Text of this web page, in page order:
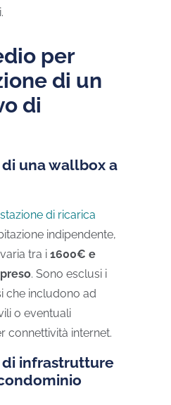
per
di un
di
una wallbox a
di ricarica
indipendente,
tra i 1600€ e
. Sono esclusi i
che includono ad
o eventuali
connettività internet.
infrastrutture